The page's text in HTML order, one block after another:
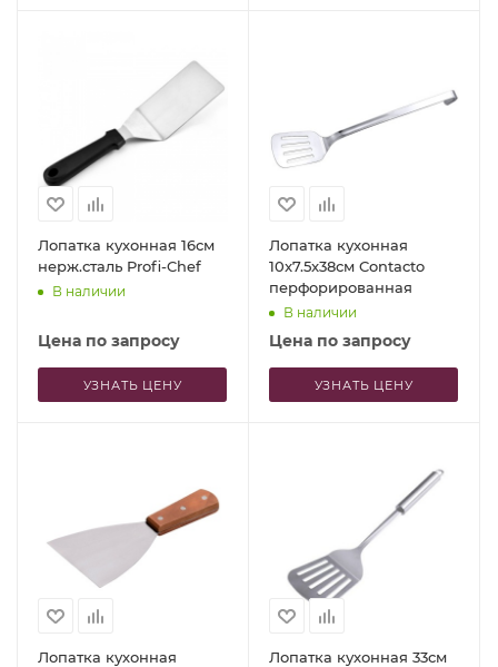
Лопатка кухонная 16см
нерж.сталь Profi-Chef
В наличии
Цена по запросу
УЗНАТЬ ЦЕНУ
Лопатка кухонная
10x7.5x38см Contacto
перфорированная
В наличии
Цена по запросу
УЗНАТЬ ЦЕНУ
Лопатка кухонная
Лопатка кухонная 33см